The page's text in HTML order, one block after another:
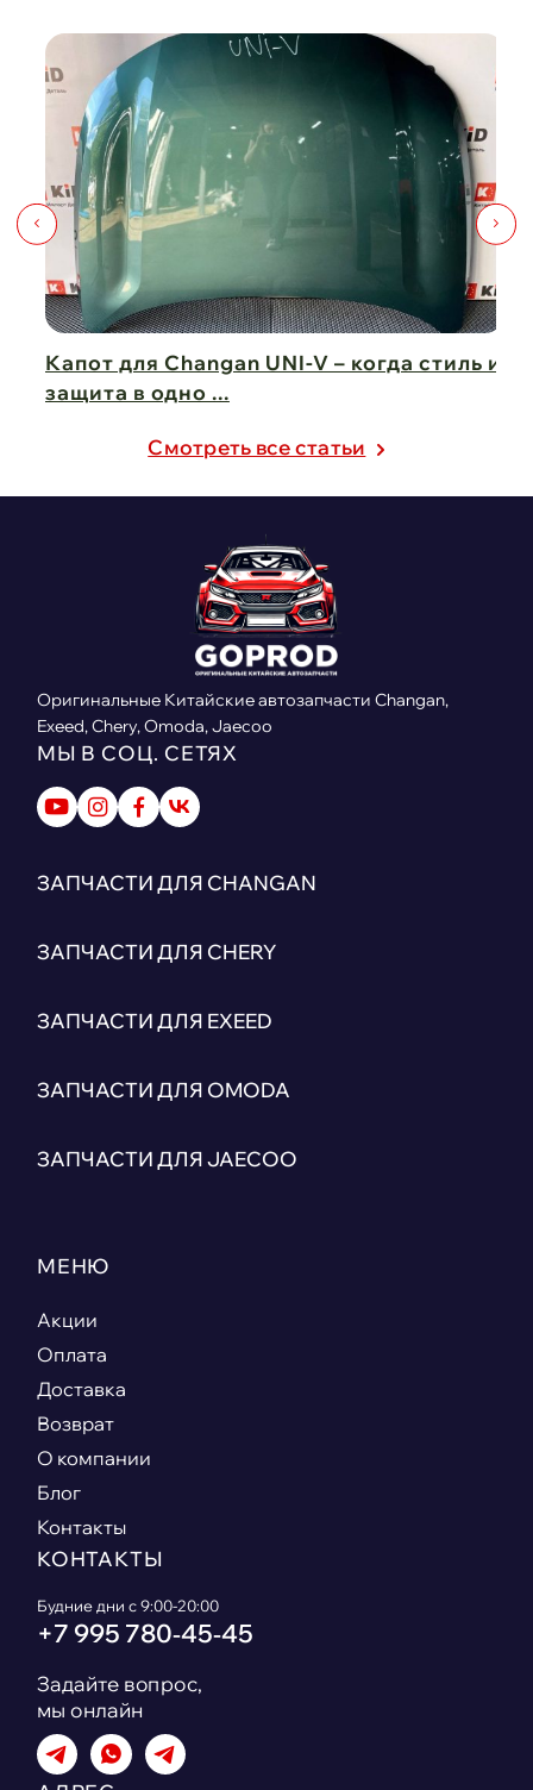
Капот для Changan UNI-V – когда стиль и
защита в одно ...
Cмотреть все статьи
Оригинальные Китайские автозапчасти Changan,
Exeed, Chery, Omoda, Jaecoo
МЫ В СОЦ. СЕТЯХ
ЗАПЧАСТИ ДЛЯ CHANGAN
ЗАПЧАСТИ ДЛЯ CHERY
ЗАПЧАСТИ ДЛЯ EXEED
ЗАПЧАСТИ ДЛЯ OMODA
ЗАПЧАСТИ ДЛЯ JAECOO
МЕНЮ
Акции
Оплата
Доставка
Возврат
О компании
Блог
Контакты
КОНТАКТЫ
Будние дни с 9:00-20:00
+7 995 780‑45‑45
Задайте вопрос,
мы онлайн